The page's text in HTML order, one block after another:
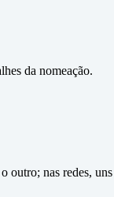
da nomeação.
outro; nas redes, uns